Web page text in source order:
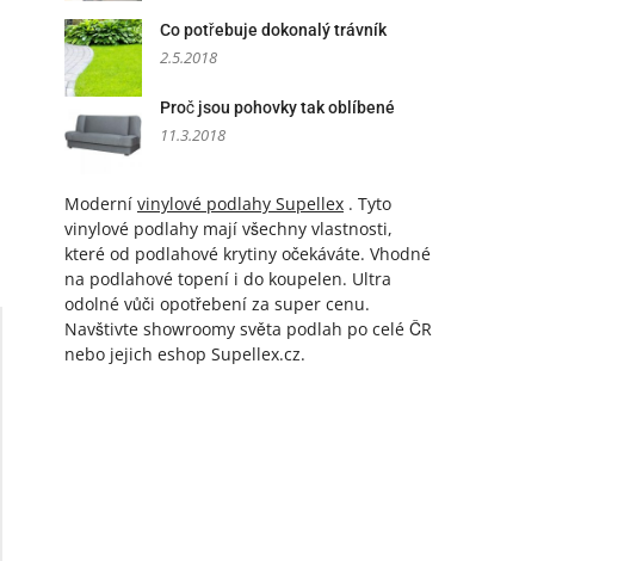
Co potřebuje dokonalý trávník
2.5.2018
Proč jsou pohovky tak oblíbené
11.3.2018
Moderní vinylové podlahy Supellex . Tyto
vinylové podlahy mají všechny vlastnosti,
které od podlahové krytiny očekáváte. Vhodné
na podlahové topení i do koupelen. Ultra
odolné vůči opotřebení za super cenu.
Navštivte showroomy světa podlah po celé ČR
nebo jejich eshop Supellex.cz.